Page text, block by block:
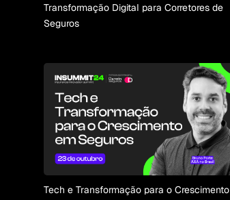
Transformação Digital para Corretores de
Seguros
Tech e Transformação para o Crescimento